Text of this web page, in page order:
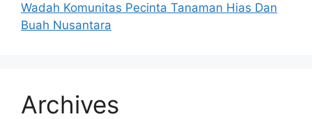
Wadah Komunitas Pecinta Tanaman Hias Dan
Buah Nusantara
Archives